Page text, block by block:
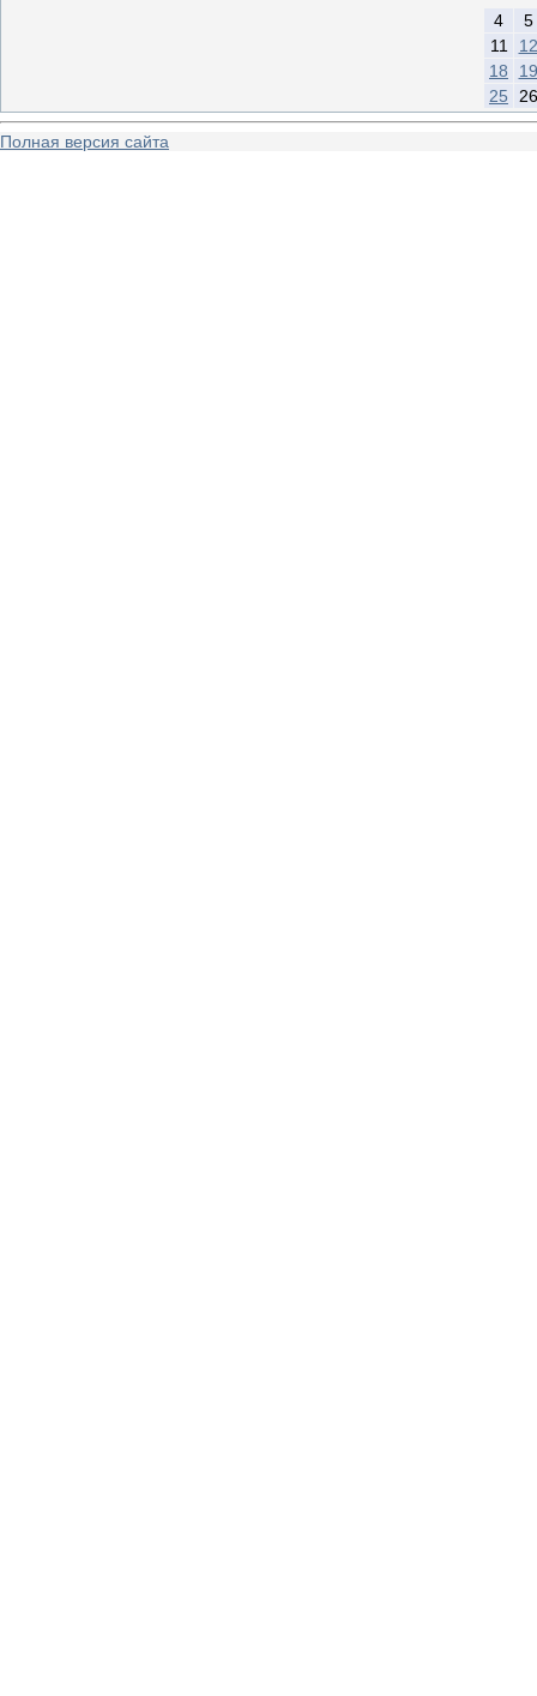
4
5
11
12
18
19
25
26
Полная версия сайта